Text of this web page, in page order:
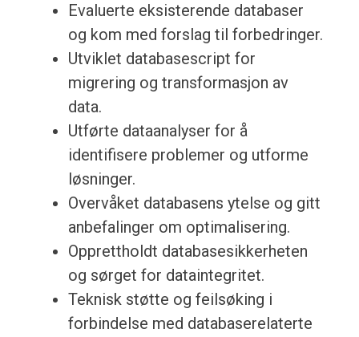
Evaluerte eksisterende databaser
og kom med forslag til forbedringer.
Utviklet databasescript for
migrering og transformasjon av
data.
Utførte dataanalyser for å
identifisere problemer og utforme
løsninger.
Overvåket databasens ytelse og gitt
anbefalinger om optimalisering.
Opprettholdt databasesikkerheten
og sørget for dataintegritet.
Teknisk støtte og feilsøking i
forbindelse med databaserelaterte